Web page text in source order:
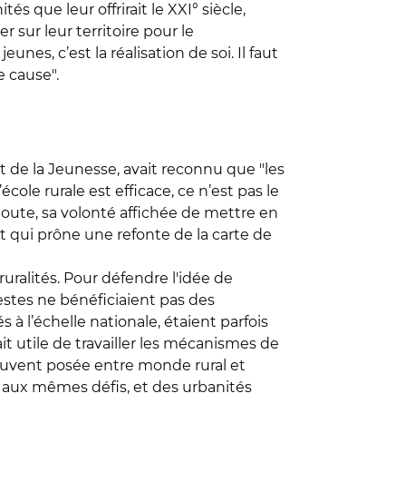
que leur offrirait le XXI° siècle,
sur leur territoire pour le
c’est la réalisation de soi. Il faut
cause".
la Jeunesse, avait reconnu que "les
rurale est efficace, ce n’est pas le
sa volonté affichée de mettre en
qui prône une refonte de la carte de
Pour défendre l'idée de
ne bénéficiaient pas des
à l’échelle nationale, étaient parfois
utile de travailler les mécanismes de
posée entre monde rural et
mêmes défis, et des urbanités